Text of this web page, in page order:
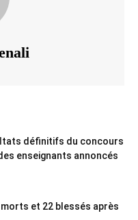
définitifs du concours
enseignants annoncés
et 22 blessés après